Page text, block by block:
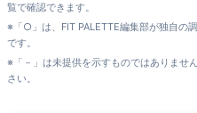
覧で確認できます。
※「○」は、FIT PALETTE編集部が独自の
です。
※「－」は未提供を示すものではありませ
さい。